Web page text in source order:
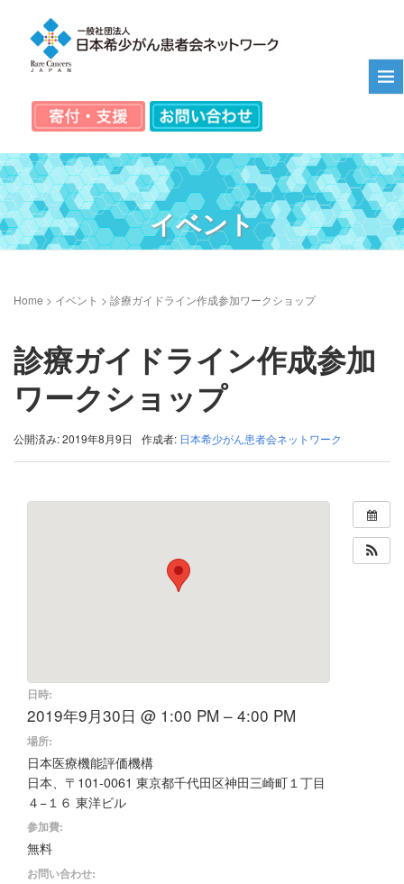
イベント
Home > イベント > 診療ガイドライン作成参加ワークショップ
診療ガイドライン作成参加
ワークショップ
公開済み: 2019年8月9日 作成者: 日本希少がん患者会ネットワーク
日時:
2019年9月30日 @ 1:00 PM – 4:00 PM
場所:
日本医療機能評価機構
日本、〒101-0061 東京都千代田区神田三崎町１丁目
４−１６ 東洋ビル
参加費:
無料
お問い合わせ: